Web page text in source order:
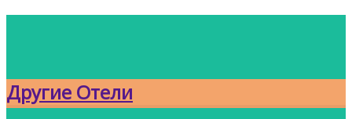
Другие Отели